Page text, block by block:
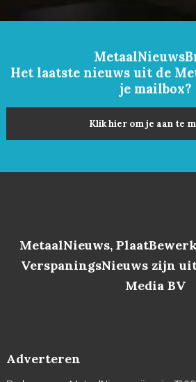
Het laatste nieuws uit de
je mailbox?
Klik hier om je aan te
MetaalNieuws,
VerspaningsNieuws zijn
Media BV
Adverteren